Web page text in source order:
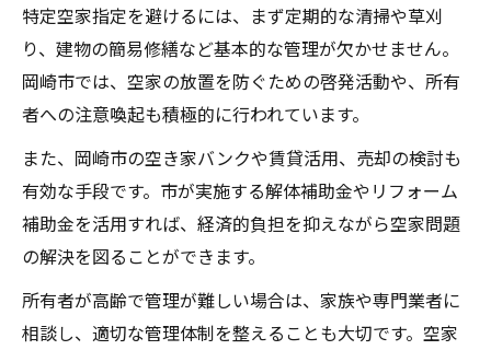
特定空家指定を避けるには、まず定期的な清掃や草刈
り、建物の簡易修繕など基本的な管理が欠かせません。
岡崎市では、空家の放置を防ぐための啓発活動や、所有
者への注意喚起も積極的に行われています。
また、岡崎市の空き家バンクや賃貸活用、売却の検討も
有効な手段です。市が実施する解体補助金やリフォーム
補助金を活用すれば、経済的負担を抑えながら空家問題
の解決を図ることができます。
所有者が高齢で管理が難しい場合は、家族や専門業者に
相談し、適切な管理体制を整えることも大切です。空家